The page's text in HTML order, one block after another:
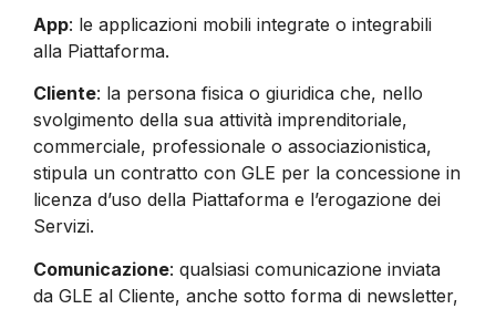
App: le applicazioni mobili integrate o integrabili
alla Piattaforma.
Cliente: la persona fisica o giuridica che, nello
svolgimento della sua attività imprenditoriale,
commerciale, professionale o associazionistica,
stipula un contratto con GLE per la concessione in
licenza d’uso della Piattaforma e l’erogazione dei
Servizi.
Comunicazione: qualsiasi comunicazione inviata
da GLE al Cliente, anche sotto forma di newsletter,